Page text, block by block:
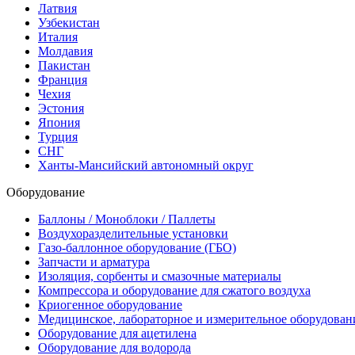
Латвия
Узбекистан
Италия
Молдавия
Пакистан
Франция
Чехия
Эстония
Япония
Турция
СНГ
Ханты-Мансийский автономный округ
Оборудование
Баллоны / Моноблоки / Паллеты
Воздухоразделительные установки
Газо-баллонное оборудование (ГБО)
Запчасти и арматура
Изоляция, сорбенты и смазочные материалы
Компрессора и оборудование для сжатого воздуха
Криогенное оборудование
Медицинское, лабораторное и измерительное
Оборудование для ацетилена
Оборудование для водорода